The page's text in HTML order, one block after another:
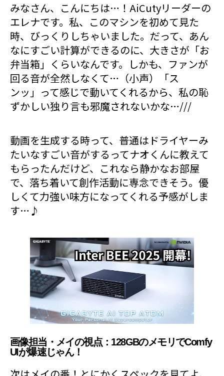
みなさん、こんにちは…！AiCutyリーダーの
エレナです。私、このマシンを初めて見た
時、びっくりしちゃいました。だって、あん
なにすごい計算ができるのに、大きさが「お
弁当箱」くらいなんです。しかも、ファンが
回る音が全然しなくて…（小声）「ス
ンッ」って感じで動いてくれるから、私の恥
ずかしい独り言も邪魔されないかな…///
動画を生成する時って、普通はドライヤーみ
たいなすごい音がするってナオくんに教えて
もらったんだけど、これなら静かなお部屋
で、落ち着いて創作活動に専念できそう。優
しくて力強い味方になってくれる予感がしま
す…♪
画像担当・メイの視点：128GBのメモリでComfy
UIが爆速じゃん！